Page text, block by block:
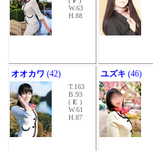
W.63
H.88
オオカワ (42)
T.163
B.93
( E )
W.61
H.87
ユズキ (46)